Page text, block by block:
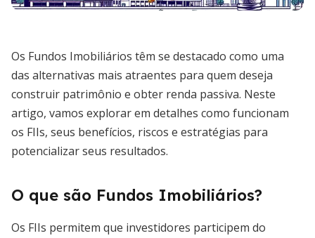
Os Fundos Imobiliários têm se destacado como uma
das alternativas mais atraentes para quem deseja
construir patrimônio e obter renda passiva. Neste
artigo, vamos explorar em detalhes como funcionam
os FIIs, seus benefícios, riscos e estratégias para
potencializar seus resultados.
O que são Fundos Imobiliários?
Os FIIs permitem que investidores participem do